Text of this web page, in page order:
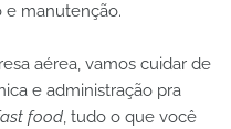
manutenção.
aérea, vamos cuidar de
e administração pra
food, tudo o que você